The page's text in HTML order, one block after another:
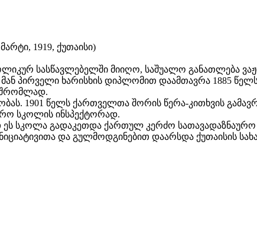
1919, ქუთაისი)
სასწავლებელში მიიღო, საშუალო განათლება
პირველი ხარისხის დიპლომით დაამთავრა 1885
1901 წელს ქართველთა შორის წერა-კითხვის
სკოლის ინსპექტორად.
სკოლა გადაკეთდა ქართულ კერძო
და გულმოდგინებით დაარსდა ქუთაისის